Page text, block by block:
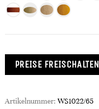
PREISE FREISCHALTEN
Artikelnummer: WS1022/65